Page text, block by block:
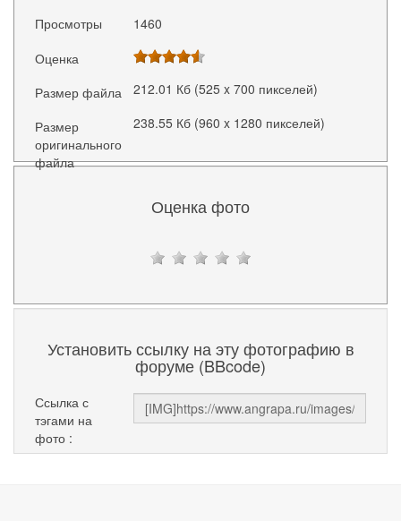
Просмотры
1460
Оценка
Размер файла
212.01 Кб (525 x 700 пикселей)
Размер
оригинального
файла
238.55 Кб (960 x 1280 пикселей)
Оценка фото
Установить ссылку на эту фотографию в
форуме (BBcode)
Ссылка с
тэгами на
фото :